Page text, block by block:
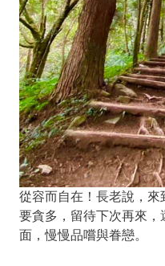
從容而自在！長老說，
要貪多，留待下次再來
面，慢慢品嚐與眷戀。